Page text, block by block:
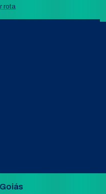
rota